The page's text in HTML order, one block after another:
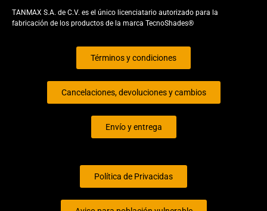
TANMAX S.A. de C.V. es el único licenciatario autorizado para la
fabricación de los productos de la marca TecnoShades®
Términos y condiciones
Cancelaciones, devoluciones y cambios
Envío y entrega
Política de Privacidas